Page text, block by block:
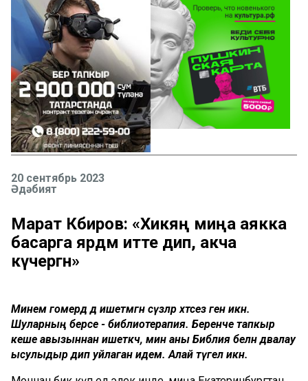
20 сентябрь 2023
Әдәбият
Марат Кәбиров: «Хикәяң миңа аякка
басарга ярдәм итте дип, акча
күчергән»
Минем гомердә дә ишетмәгән сүзләр хәтсез генә икән.
Шуларның берсе - библиотерапия. Беренче тапкыр
кеше авызыннан ишеткәч, мин аны Библия белән дәвалау
ысулыдыр дип уйлаган идем. Алай түгел икән.